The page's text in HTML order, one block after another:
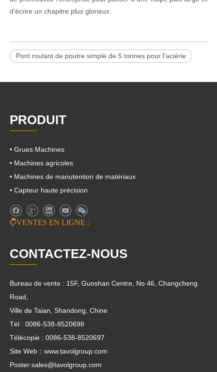
d'écrire un chapitre plus glorieux.
Pont roulant de poutre simple de 5 tonnes pour l'aciérie
PRODUIT
• Grues Machines
• Machines agricoles
• Machines de manutention de matériaux
• Capteur haute précision
VENTES EN LIGNE :
CONTACTEZ-NOUS
Bureau de vente : 15F, Guoshan Centre, No 46, Changcheng
Road,
Ville de Taian, Shandong, Chine
Tél : 0086-538-8520698
Télécopie : 0086-538-8520697
Site Web：www.tavolgroup.com
Poster:sales@tavolgroup.com